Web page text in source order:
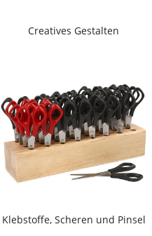
Creatives Gestalten
Klebstoffe, Scheren und Pinsel